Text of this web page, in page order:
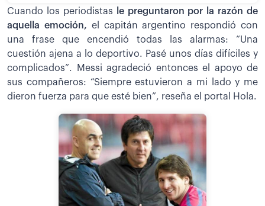
Cuando los periodistas
le preguntaron por la razón de
aquella emoción, el capitán argentino respondió con
una frase que encendió todas las alarmas: “Una
cuestión ajena a lo deportivo. Pasé unos días difíciles y
complicados”. Messi agradeció entonces el apoyo de
sus compañeros: “Siempre estuvieron a mi lado y me
dieron fuerza para que esté bien”, reseña el portal Hola.